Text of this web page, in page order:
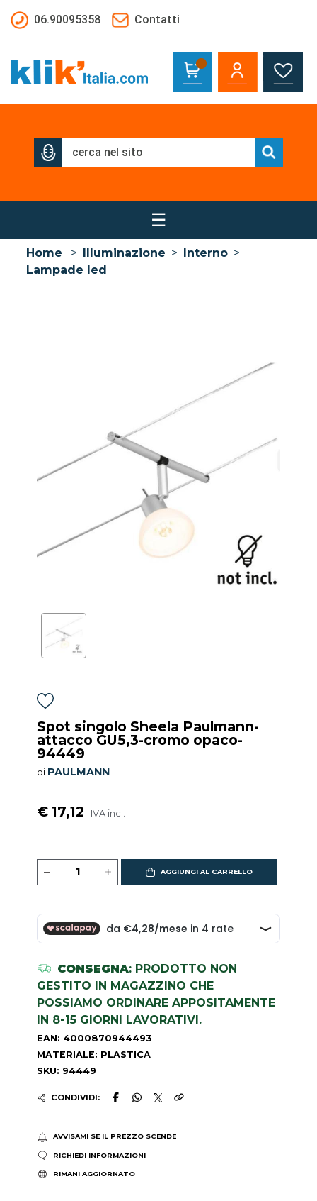
06.90095358
Contatti
☰
Home > Illuminazione > Interno >
Lampade led
Spot singolo Sheela Paulmann-
attacco GU5,3-cromo opaco-
94449
di PAULMANN
€ 17,12 IVA incl.
AGGIUNGI AL CARRELLO
CONSEGNA: PRODOTTO NON
GESTITO IN MAGAZZINO CHE
POSSIAMO ORDINARE APPOSITAMENTE
IN 8-15 GIORNI LAVORATIVI.
EAN: 4000870944493
MATERIALE: PLASTICA
SKU: 94449
CONDIVIDI:
AVVISAMI SE IL PREZZO SCENDE
RICHIEDI INFORMAZIONI
RIMANI AGGIORNATO